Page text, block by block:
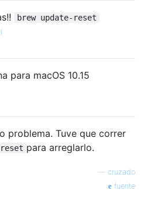
brew update-reset
para macOS 10.15
problema. Tuve que correr
para arreglarlo.
cruzado
fuente